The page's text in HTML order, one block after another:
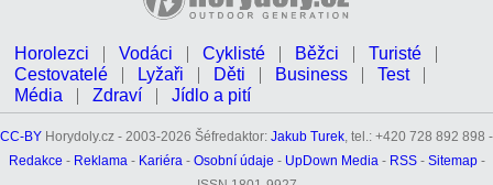
Horolezci Vodáci Cyklisté Běžci
Turisté
Cestovatelé
Lyžaři Děti Business
Test
Média
Zdraví Jídlo a pití
CC-BY Horydoly.cz - 2003-2026 Šéfredaktor: Jakub Turek , tel.: +420 728 892 898 -
Redakce - Reklama - Kariéra - Osobní údaje - UpDown Media - RSS- Sitemap-